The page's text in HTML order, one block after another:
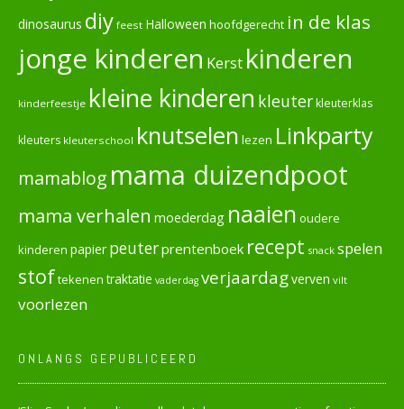
dinosaurus diy feest Halloween hoofdgerecht in de klas
jonge kinderen Kerst kinderen
kinderfeestje kleine kinderen kleuterkleuterklas
kleuters kleuterschool knutselen lezen Linkparty
mamablog mama duizendpoot
mama verhalen moederdag naaien oudere
kinderen papier peuterprentenboek recept snack spelen
stoftekenen traktatie vaderdag verjaardagverven vilt
voorlezen
ONLANGS GEPUBLICEERD